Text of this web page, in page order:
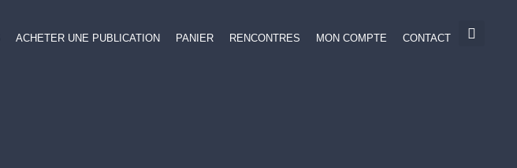
ACHETER UNE PUBLICATION PANIER RENCONTRES MON COMPTE CONTACT